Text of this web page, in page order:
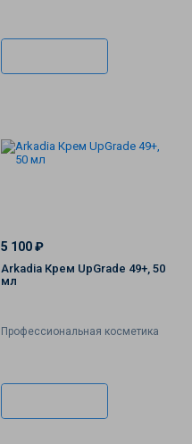
5 100 ₽
Arkadia Крем UpGrade 49+, 50
мл
Профессиональная косметика